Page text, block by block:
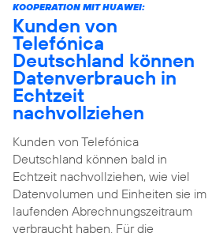
KOOPERATION MIT HUAWEI:
Kunden von
Telefónica
Deutschland können
Datenverbrauch in
Echtzeit
nachvollziehen
Kunden von Telefónica
Deutschland können bald in
Echtzeit nachvollziehen, wie viel
Datenvolumen und Einheiten sie im
laufenden Abrechnungszeitraum
verbraucht haben. Für die